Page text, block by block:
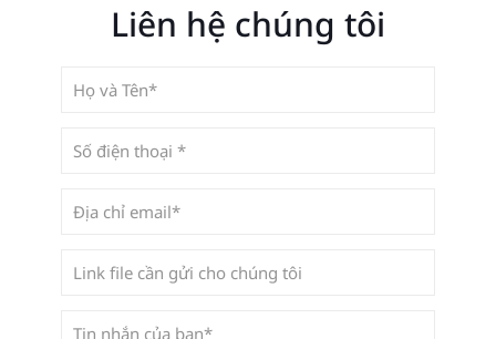
Liên hệ chúng tôi